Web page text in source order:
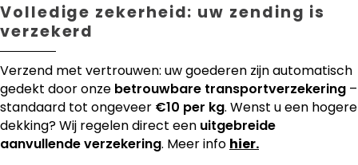
Volledige zekerheid: uw zending is
verzekerd
Verzend met vertrouwen: uw goederen zijn automatisch
gedekt door onze betrouwbare transportverzekering –
standaard tot ongeveer €10 per kg. Wenst u een hogere
dekking? Wij regelen direct een uitgebreide
aanvullende verzekering. Meer info hier.